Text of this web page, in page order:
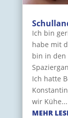
Ich bin
habe mit
bin in den
Ich hatte
wir Kühe...
MEHR